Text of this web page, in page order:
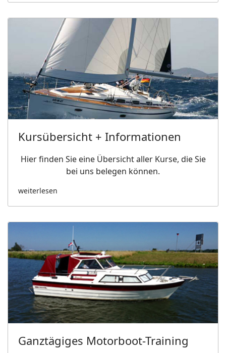
Kursübersicht + Informationen
Hier finden Sie eine Übersicht aller Kurse, die Sie
bei uns belegen können.
weiterlesen
Ganztägiges Motorboot-Training